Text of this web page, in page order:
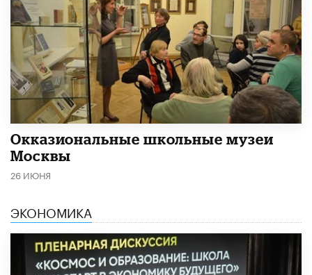
​Окказиональные школьные музеи
Москвы
26 ИЮНЯ
ЭКОНОМИКА